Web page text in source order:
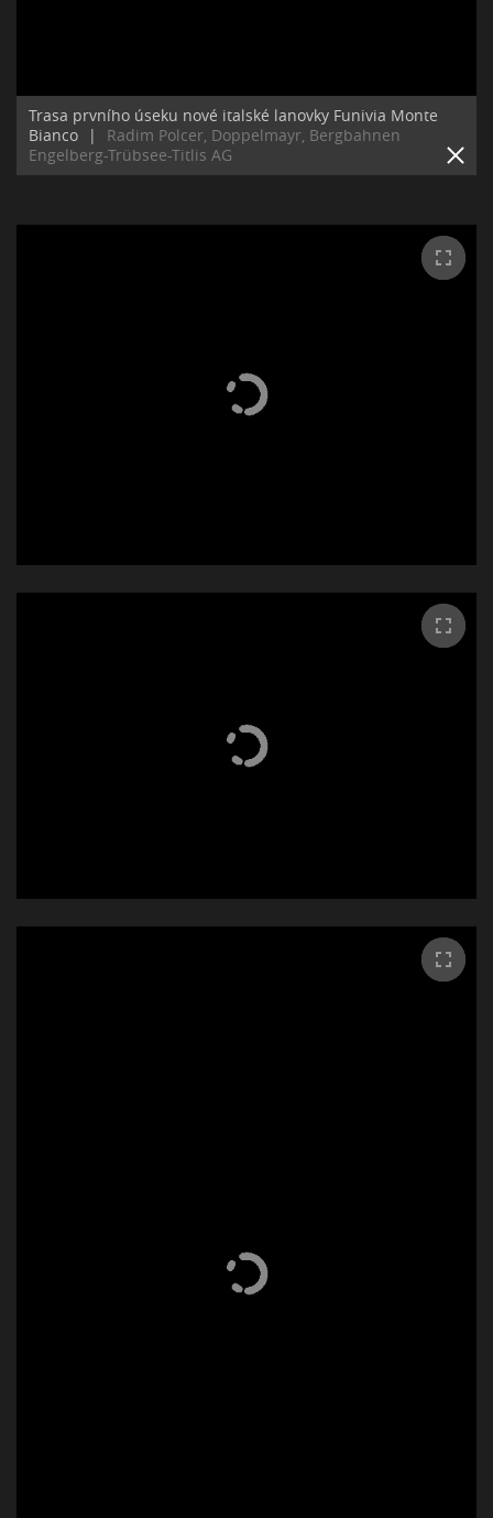
Trasa prvního úseku nové italské lanovky Funivia Monte
Bianco
|
Radim Polcer, Doppelmayr, Bergbahnen
Engelberg-Trübsee-Titlis AG